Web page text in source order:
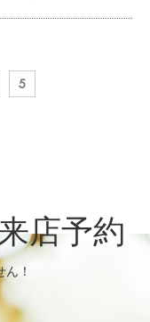
5
店予約
！